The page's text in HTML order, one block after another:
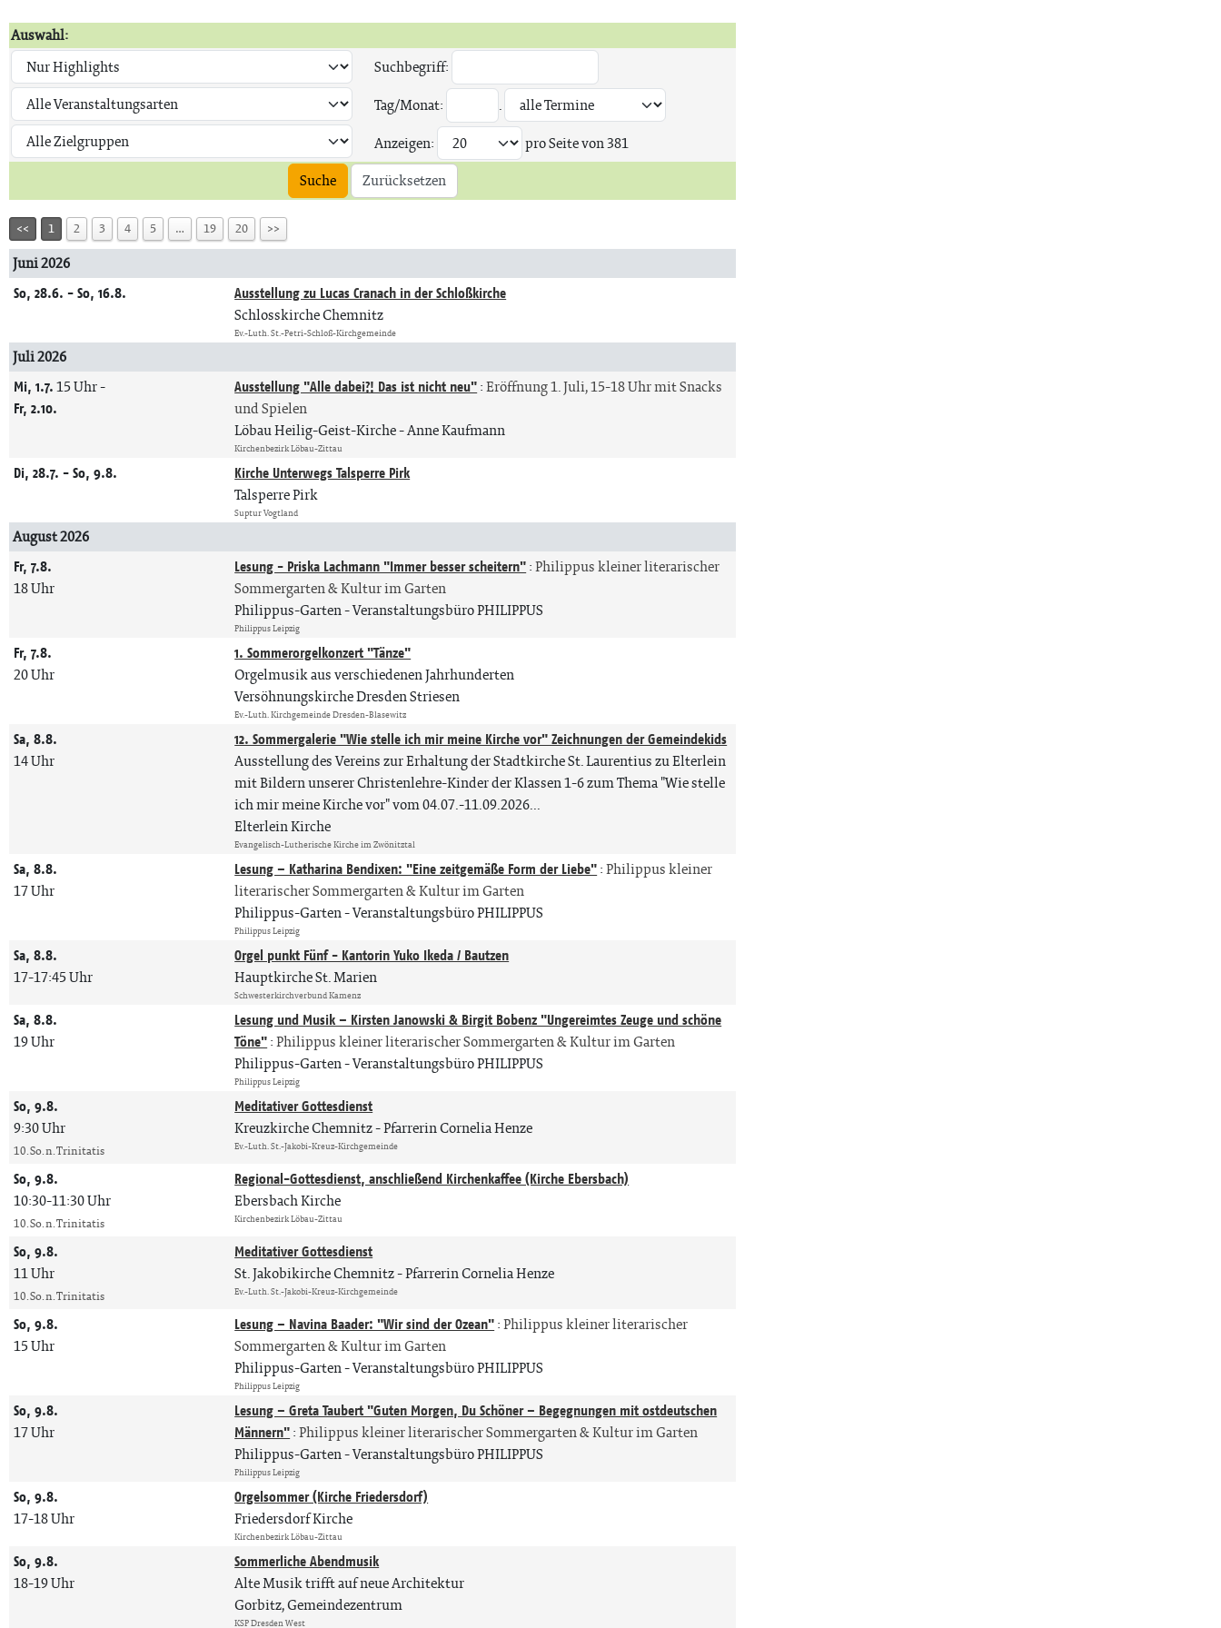
Auswahl:
Suchbegriff:
Tag/Monat:
.
Anzeigen:
pro Seite von381
Suche
Zurücksetzen
<< 1 2 3 4 5 … 19 20 >>
Juni 2026
So, 28.6. - So, 16.8.
Ausstellung zu Lucas Cranach in der Schloßkirche
Schlosskirche Chemnitz
Ev.-Luth. St.-Petri-Schloß-Kirchgemeinde
Juli 2026
Mi, 1.7.15 Uhr-
Fr, 2.10.
Ausstellung "Alle dabei?! Das ist nicht neu":Eröffnung 1. Juli, 15-18 Uhr mit Snacks
und Spielen
Löbau Heilig-Geist-Kirche Anne Kaufmann
Kirchenbezirk Löbau-Zittau
Di, 28.7. - So, 9.8.
Kirche Unterwegs Talsperre Pirk
Talsperre Pirk
Suptur Vogtland
August 2026
Fr, 7.8.
18 Uhr
Lesung - Priska Lachmann "Immer besser scheitern":Philippus kleiner literarischer
Sommergarten & Kultur im Garten
Philippus-Garten Veranstaltungsbüro PHILIPPUS
Philippus Leipzig
Fr, 7.8.
20 Uhr
1. Sommerorgelkonzert "Tänze"
Orgelmusik aus verschiedenen Jahrhunderten
Versöhnungskirche Dresden Striesen
Ev.-Luth. Kirchgemeinde Dresden-Blasewitz
Sa, 8.8.
14 Uhr
12. Sommergalerie "Wie stelle ich mir meine Kirche vor" Zeichnungen der Gemeindekids
Ausstellung des Vereins zur Erhaltung der Stadtkirche St. Laurentius zu Elterlein
mit Bildern unserer Christenlehre-Kinder der Klassen 1-6 zum Thema "Wie stelle
ich mir meine Kirche vor" vom 04.07.-11.09.2026...
Elterlein Kirche
Evangelisch-Lutherische Kirche im Zwönitztal
Sa, 8.8.
17 Uhr
Lesung – Katharina Bendixen: "Eine zeitgemäße Form der Liebe":Philippus kleiner
literarischer Sommergarten & Kultur im Garten
Philippus-Garten Veranstaltungsbüro PHILIPPUS
Philippus Leipzig
Sa, 8.8.
17-17:45 Uhr
Orgel punkt Fünf - Kantorin Yuko Ikeda / Bautzen
Hauptkirche St. Marien
Schwesterkirchverbund Kamenz
Sa, 8.8.
19 Uhr
Lesung und Musik – Kirsten Janowski & Birgit Bobenz "Ungereimtes Zeuge und schöne
Töne":Philippus kleiner literarischer Sommergarten & Kultur im Garten
Philippus-Garten Veranstaltungsbüro PHILIPPUS
Philippus Leipzig
So, 9.8.
9:30 Uhr
10. So. n. Trinitatis
Meditativer Gottesdienst
Kreuzkirche Chemnitz Pfarrerin Cornelia Henze
Ev.-Luth. St.-Jakobi-Kreuz-Kirchgemeinde
So, 9.8.
10:30-11:30 Uhr
10. So. n. Trinitatis
Regional-Gottesdienst, anschließend Kirchenkaffee (Kirche Ebersbach)
Ebersbach Kirche
Kirchenbezirk Löbau-Zittau
So, 9.8.
11 Uhr
10. So. n. Trinitatis
Meditativer Gottesdienst
St. Jakobikirche Chemnitz Pfarrerin Cornelia Henze
Ev.-Luth. St.-Jakobi-Kreuz-Kirchgemeinde
So, 9.8.
15 Uhr
Lesung – Navina Baader: "Wir sind der Ozean":Philippus kleiner literarischer
Sommergarten & Kultur im Garten
Philippus-Garten Veranstaltungsbüro PHILIPPUS
Philippus Leipzig
So, 9.8.
17 Uhr
Lesung – Greta Taubert "Guten Morgen, Du Schöner – Begegnungen mit ostdeutschen
Männern":Philippus kleiner literarischer Sommergarten & Kultur im Garten
Philippus-Garten Veranstaltungsbüro PHILIPPUS
Philippus Leipzig
So, 9.8.
17-18 Uhr
Orgelsommer (Kirche Friedersdorf)
Friedersdorf Kirche
Kirchenbezirk Löbau-Zittau
So, 9.8.
18-19 Uhr
Sommerliche Abendmusik
Alte Musik trifft auf neue Architektur
Gorbitz, Gemeindezentrum
KSP Dresden West